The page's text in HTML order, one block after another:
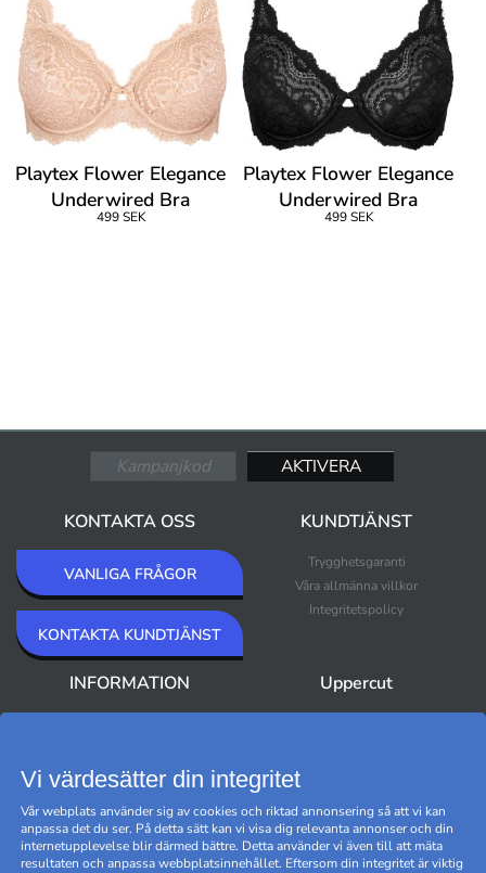
Playtex Flower Elegance
Underwired Bra
499 SEK
Playtex Flower Elegance
Underwired Bra
499 SEK
KONTAKTA OSS
VANLIGA FRÅGOR
KONTAKTA KUNDTJÄNST
KUNDTJÄNST
Trygghetsgaranti
Våra allmänna villkor
Integritetspolicy
INFORMATION Uppercut
Black Friday
Hantera cookies
Vi värdesätter din integritet
Vår webplats använder sig av cookies och riktad annonsering så att vi kan
anpassa det du ser. På detta sätt kan vi visa dig relevanta annonser och din
internetupplevelse blir därmed bättre. Detta använder vi även till att mäta
resultaten och anpassa webbplatsinnehållet. Eftersom din integritet är viktig